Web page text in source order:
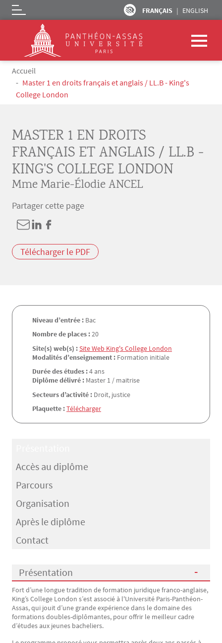
Aller au contenu principal
FRANÇAIS ENGLISH
Logo
Fil d'Ariane
Accueil
Master 1 en droits français et anglais / LL.B - King's
College London
MASTER 1 EN DROITS
FRANÇAIS ET ANGLAIS / LL.B -
KING'S COLLEGE LONDON
Mme Marie-Élodie ANCEL
Partager cette page
Télécharger le PDF
Niveau d’entrée : Bac
Nombre de places :20
Site(s) web(s) :Site Web King's College London
Modalités d’enseignement : Formation initiale
Durée des études :4 ans
Diplôme délivré : Master 1 / maitrise
Secteurs d’activité : Droit, justice
Plaquette :Télécharger
Accès au diplôme
Parcours
Organisation
Après le diplôme
Contact
Présentation
Présentation
Fort d’une longue tradition de formation juridique franco-anglaise,
King’s College London s’est associé à l'Université Paris-Panthéon-
Assas, qui jouit d’une grande expérience dans le domaine des
formations doubles-diplômantes, pour offrir le meilleur cadre
d’études aux jeunes bacheliers.